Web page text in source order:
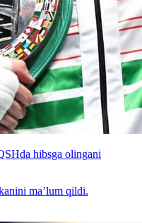
hibsga olingani
ma’lum qildi.